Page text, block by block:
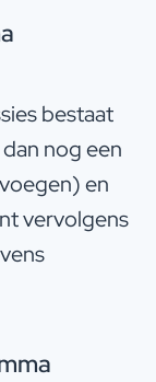
bestaat
nog een
en
vervolgens